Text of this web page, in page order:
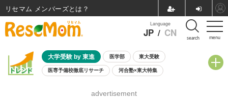
menu
Language
JP / CN search
大学受験 by 東進 医学部 東大受験
医専予備校徹底リサーチ 河合塾×東大特集
8月開催学校説明会・相談会
advertisement
リセマム メンバーズ